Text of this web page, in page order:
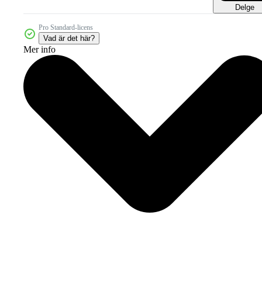
Delge
Pro Standard-licens
Vad är det här?
Mer info